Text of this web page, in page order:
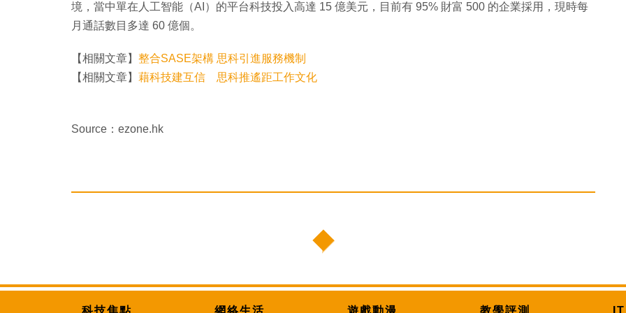
境，當中單在人工智能（AI）的平台科技投入高達 15 億美元，目前有 95% 財富 500 的企業採用，現時每
月通話數目多達 60 億個。
【相關文章】 整合SASE架構 思科引進服務機制
【相關文章】 藉科技建互信 思科推遙距工作文化
Source：ezone.hk
科技焦點 網絡生活 遊戲動漫 教學評測